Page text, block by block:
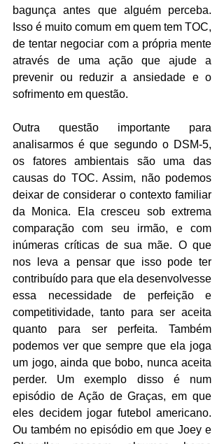
bagunça antes que alguém perceba.
Isso é muito comum em quem tem TOC,
de tentar negociar com a própria mente
através de uma ação que ajude a
prevenir ou reduzir a ansiedade e o
sofrimento em questão.
Outra questão importante para
analisarmos é que segundo o DSM-5,
os fatores ambientais são uma das
causas do TOC. Assim, não podemos
deixar de considerar o contexto familiar
da Monica. Ela cresceu sob extrema
comparação com seu irmão, e com
inúmeras críticas de sua mãe. O que
nos leva a pensar que isso pode ter
contribuído para que ela desenvolvesse
essa necessidade de perfeição e
competitividade, tanto para ser aceita
quanto para ser perfeita. Também
podemos ver que sempre que ela joga
um jogo, ainda que bobo, nunca aceita
perder. Um exemplo disso é num
episódio de Ação de Graças, em que
eles decidem jogar futebol americano.
Ou também no episódio em que Joey e